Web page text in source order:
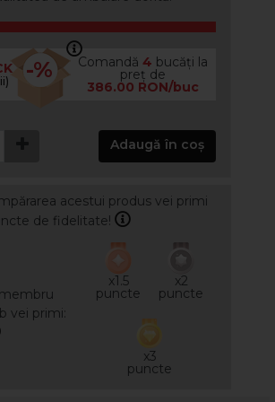
-% Comandă 4 bucăți la
preț de
386.00 RON/buc
Adaugă în coș
acestui produs vei primi
de fidelitate!
vei primi:
x1.5
puncte
x2
puncte
x3
puncte